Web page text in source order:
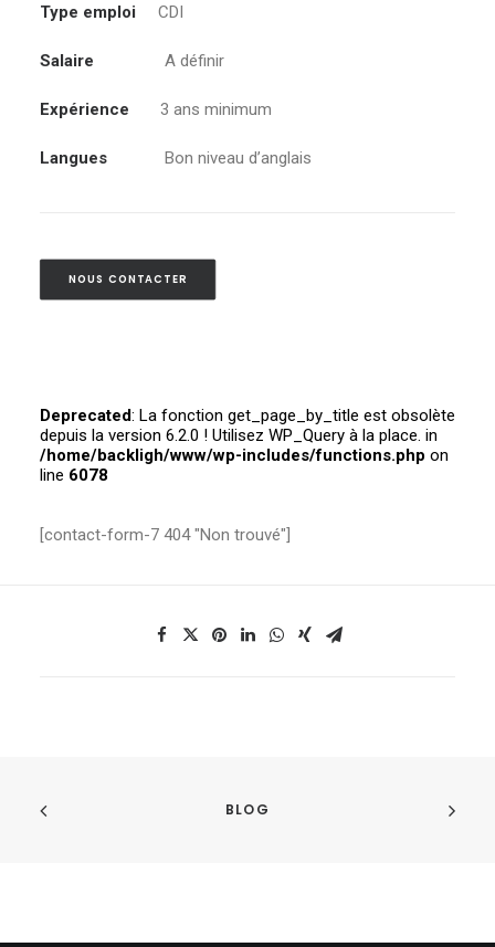
Type emploi CDI
Salaire A définir
Expérience 3 ans minimum
Langues Bon niveau d’anglais
NOUS CONTACTER
Deprecated: La fonction get_page_by_title est obsolète
depuis la version 6.2.0 ! Utilisez WP_Query à la place. in
/home/backligh/www/wp-includes/functions.php on
line 6078
[contact-form-7 404 "Non trouvé"]
BLOG